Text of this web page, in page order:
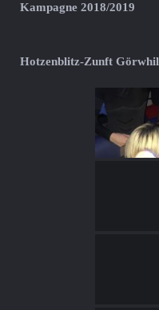
Kampagne 2018/2019
Hotzenblitz-Zunft Görwhil